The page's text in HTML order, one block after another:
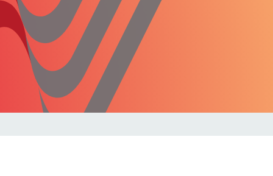
Familie
Freizeit
Gesundheit
Internet
Forschung
Migration
Polizei